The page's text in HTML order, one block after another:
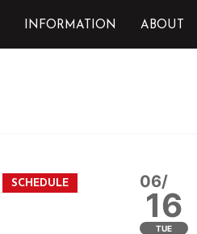
INFORMATION ABOUT
06/
16
TUE